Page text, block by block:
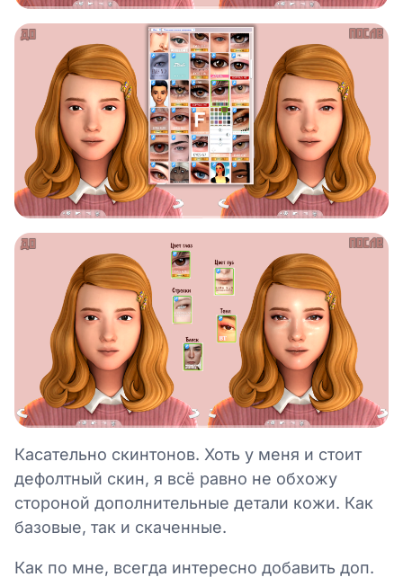
Касательно скинтонов. Хоть у меня и стоит
дефолтный скин, я всё равно не обхожу
стороной дополнительные детали кожи. Как
базовые, так и скаченные.
Как по мне, всегда интересно добавить доп.